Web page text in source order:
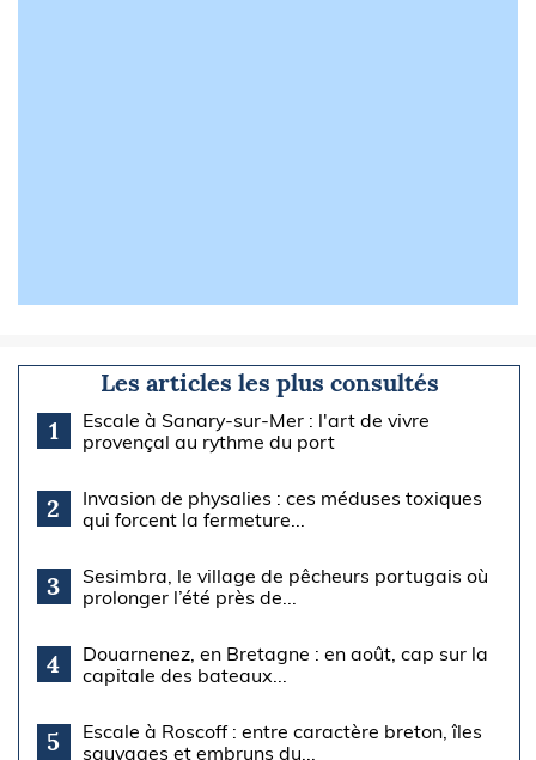
Les articles les plus consultés
1
Escale à Sanary-sur-Mer : l'art de vivre
provençal au rythme du port
2
Invasion de physalies : ces méduses toxiques
qui forcent la fermeture...
3
Sesimbra, le village de pêcheurs portugais où
prolonger l’été près de...
4
Douarnenez, en Bretagne : en août, cap sur la
capitale des bateaux...
5
Escale à Roscoff : entre caractère breton, îles
sauvages et embruns du...